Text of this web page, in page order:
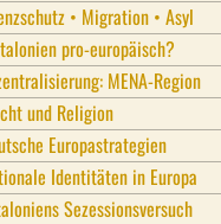
• Migration • Asyl
pro-europäisch?
MENA-Region
und Religion
Europastrategien
Identitäten in Europa
Sezessionsversuch